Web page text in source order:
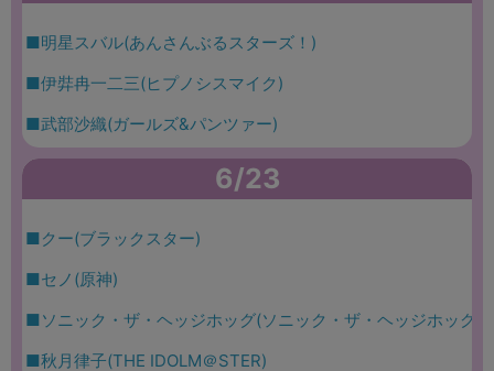
■明星スバル(あんさんぶるスターズ！)
■伊弉冉一二三(ヒプノシスマイク)
■武部沙織(ガールズ&パンツァー)
6/23
■クー(ブラックスター)
■セノ(原神)
■ソニック・ザ・ヘッジホッグ(ソニック・ザ・ヘッジホッグ)
■秋月律子(THE IDOLM＠STER)